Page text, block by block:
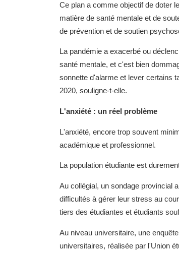
Ce plan a comme objectif de doter
matière de santé mentale et de
de prévention et de soutien
La pandémie a exacerbé ou
santé mentale, et c'est bien
sonnette d'alarme et lever certains
2020, souligne-t-elle.
L'anxiété : un réel problème
L'anxiété, encore trop souvent
académique et professionnel.
La population étudiante est
Au collégial, un sondage provincial
difficultés à gérer leur stress au
tiers des étudiantes et étudiants
Au niveau universitaire, une
universitaires, réalisée par l'Union